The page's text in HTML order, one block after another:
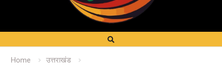
Home
उत्तराखंड